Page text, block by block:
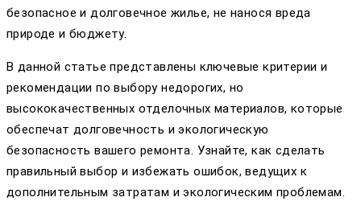
безопасное и долговечное жилье, не нанося вреда
природе и бюджету.
В данной статье представлены ключевые критерии и
рекомендации по выбору недорогих, но
высококачественных отделочных материалов, которые
обеспечат долговечность и экологическую
безопасность вашего ремонта. Узнайте, как сделать
правильный выбор и избежать ошибок, ведущих к
дополнительным затратам и экологическим проблемам.